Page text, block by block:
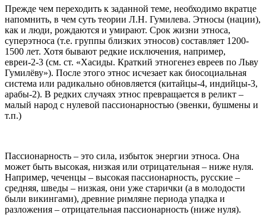
Прежде чем переходить к заданной теме, необходимо вкратце
напомнить, в чем суть теории Л.Н. Гумилева. Этносы (нации),
как и люди, рождаются и умирают. Срок жизни этноса,
суперэтноса (т.е. группы близких этносов) составляет 1200-
1500 лет. Хотя бывают редкие исключения, например,
евреи-2-3 (см. ст. «Хасиды. Краткий этногенез евреев по Льву
Гумилёву»). После этого этнос исчезает как биосоциальная
система или радикально обновляется (китайцы-4, индийцы-3,
арабы-2). В редких случаях этнос превращается в реликт –
малый народ с нулевой пассионарностью (эвенки, бушмены и
т.п.)
Пассионарность – это сила, избыток энергии этноса. Она
может быть высокая, низкая или отрицательная – ниже нуля.
Например, чеченцы – высокая пассионарность, русские –
средняя, шведы – низкая, они уже старички (а в молодости
были викингами), древние римляне периода упадка и
разложения – отрицательная пассионарность (ниже нуля).